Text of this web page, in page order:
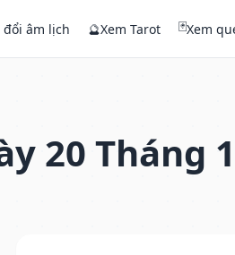
đổi âm lịch 🔮Xem Tarot 🃏Xem
20 Tháng